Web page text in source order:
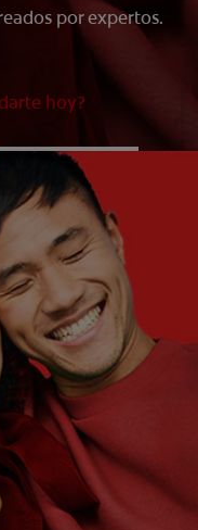
por expertos.
hoy?